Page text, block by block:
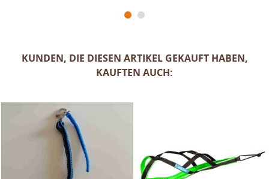
KUNDEN, DIE DIESEN ARTIKEL GEKAUFT HABEN,
KAUFTEN AUCH: